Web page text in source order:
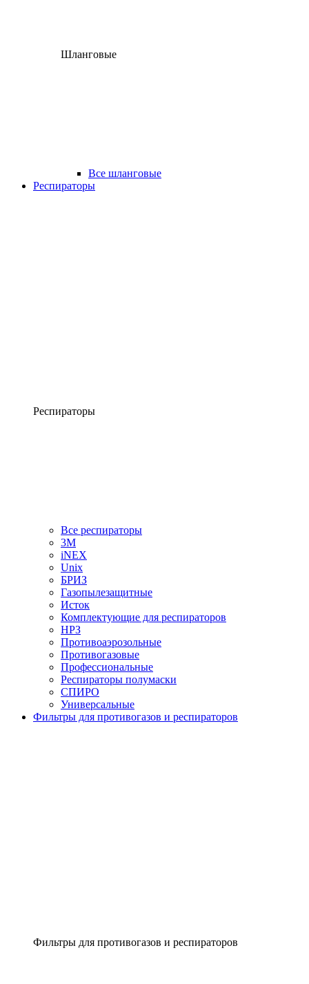
Шланговые
Все шланговые
Респираторы
Респираторы
Все респираторы
3М
iNEX
Unix
БРИЗ
Газопылезащитные
Исток
Комплектующие для респираторов
НРЗ
Противоаэрозольные
Противогазовые
Профессиональные
Респираторы полумаски
СПИРО
Универсальные
Фильтры для противогазов и респираторов
Фильтры для противогазов и респираторов